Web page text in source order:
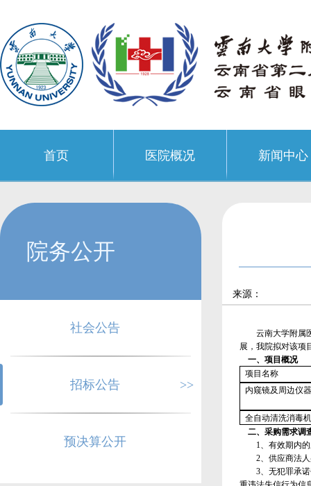
首页 医院概况 新闻中心
院务公开
社会公告
招标公告 >>
预决算公开
来源：
云南大学附属
展，我院拟对该项
一、 项目概况
项目名称
内窥镜及周边仪
全自动清洗消毒
二、采购需求调
1、有效期内
2、供应商法
3、无犯罪承